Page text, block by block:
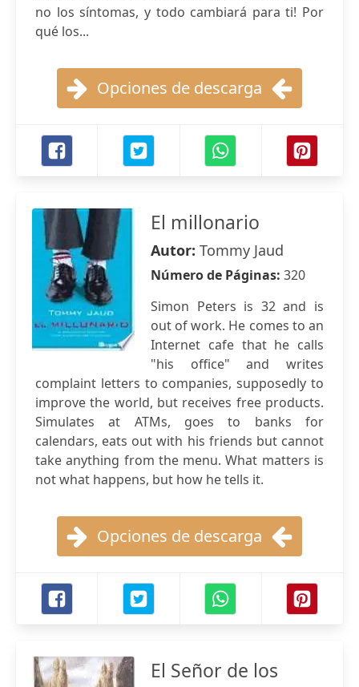
no los síntomas, y todo cambiará para ti! Por
qué los...
Opciones de descarga
El millonario
Autor: Tommy Jaud
Número de Páginas: 320
Simon Peters is 32 and is
out of work. He comes to an
Internet cafe that he calls
"his office" and writes
complaint letters to companies, supposedly to
improve the world, but receives free products.
Simulates at ATMs, goes to banks for
calendars, eats out with his friends but cannot
take anything from the menu. What matters is
not what happens, but how he tells it.
Opciones de descarga
El Señor de los